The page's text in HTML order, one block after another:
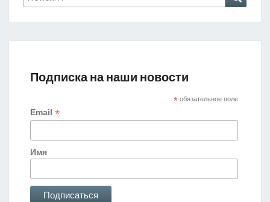
Подписка на наши новости
*обязательное поле
Email*
Имя